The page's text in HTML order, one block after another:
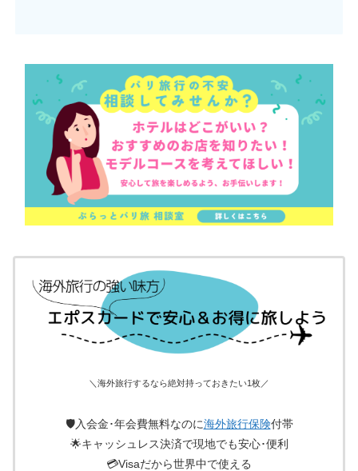
＼海外旅行するなら絶対持っておきたい1枚／
🛡入会金･年会費無料なのに海外旅行保険付帯
🌟キャッシュレス決済で現地でも安心･便利
💳Visaだから世界中で使える